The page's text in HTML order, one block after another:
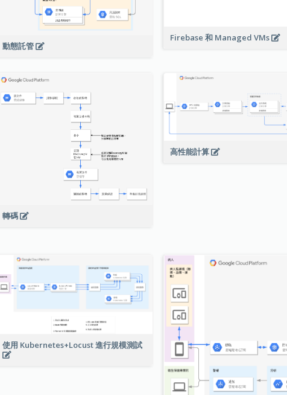
動態託管
Firebase 和 Managed VMs
轉碼
高性能計算
使用 Kubernetes+Locust 進行規模測試